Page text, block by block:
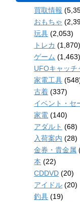
買取情報
おもちゃ
玩具 (2,053)
トレカ (1,870)
ゲーム (1,463)
UFOキャッチ
家電工具
古着 (337)
イベント・セ
家電 (140)
アダルト (68)
入荷案内 (28)
金券・貴金属
本 (22)
CDDVD (20)
アイドル (20)
釣具 (19)